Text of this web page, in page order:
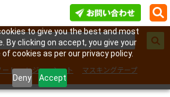
to give you the best and most
By clicking on accept, you give your
cookies as per our privacy policy.
Deny Accept
ート レジャーシート
マスキングテープ